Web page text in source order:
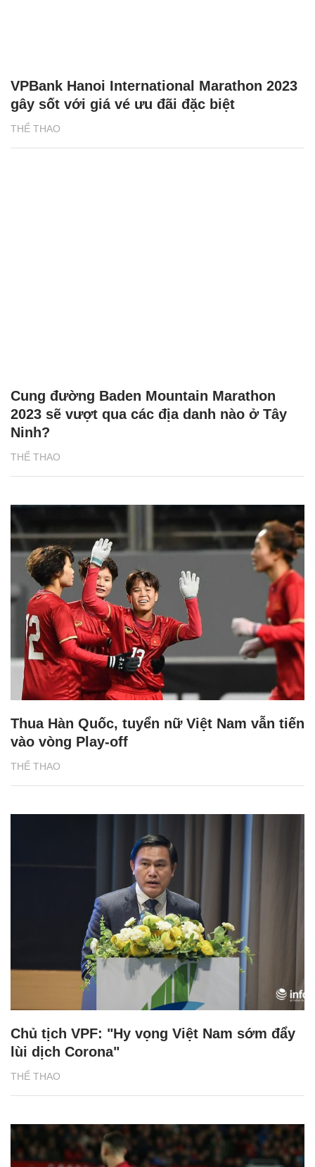
THỂ THAO
VPBank Hanoi International Marathon 2023
gây sốt với giá vé ưu đãi đặc biệt
THỂ THAO
Cung đường Baden Mountain Marathon
2023 sẽ vượt qua các địa danh nào ở Tây
Ninh?
THỂ THAO
Thua Hàn Quốc, tuyển nữ Việt Nam vẫn tiến
vào vòng Play-off
THỂ THAO
Chủ tịch VPF: "Hy vọng Việt Nam sớm đẩy
lùi dịch Corona"